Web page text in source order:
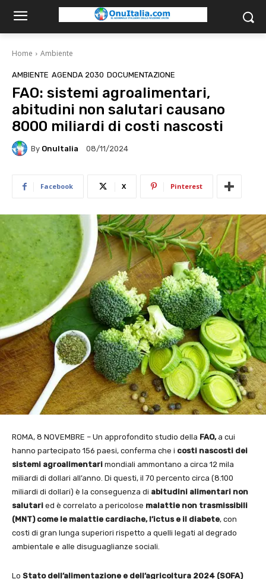
Home Ambiente
AMBIENTE AGENDA 2030 DOCUMENTAZIONE
FAO: sistemi agroalimentari,
abitudini non salutari causano
8000 miliardi di costi nascosti
By OnuItalia 08/11/2024
Facebook X Pinterest
ROMA, 8 NOVEMBRE – Un approfondito studio della FAO,a cui
hanno partecipato 156 paesi, conferma che i costi nascosti dei
sistemi agroalimentari mondiali ammontano a circa 12 mila
miliardi di dollari all’anno. Di questi, il 70 percento circa (8.100
miliardi di dollari) è la conseguenza di abitudini alimentari non
salutari ed è correlato a pericolose malattie non trasmissibili
(MNT) come le malattie cardiache, l’ictus e il diabete, con
costi di gran lunga superiori rispetto a quelli legati al degrado
ambientale e alle disuguaglianze sociali.
Lo Stato dell’alimentazione e dell’agricoltura 2024 (SOFA)